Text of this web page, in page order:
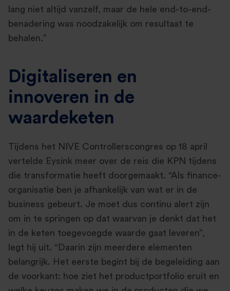
lang niet altijd vanzelf, maar de hele end-to-end-
benadering was noodzakelijk om resultaat te
behalen.”
Digitaliseren en
innoveren in de
waardeketen
Tijdens het NIVE Controllerscongres op 18 april
vertelde Eysink meer over de reis die KPN tijdens
die transformatie heeft doorgemaakt. “Als finance-
organisatie ben je afhankelijk van wat er in de
business gebeurt. Je moet dus continu alert zijn
om in te springen op dat waarvan je denkt dat het
in de keten toegevoegde waarde gaat leveren”,
legt hij uit. “Daarin zijn meerdere elementen
belangrijk. Het eerste begint bij de begeleiding aan
de voorkant: hoe ziet het productportfolio eruit en